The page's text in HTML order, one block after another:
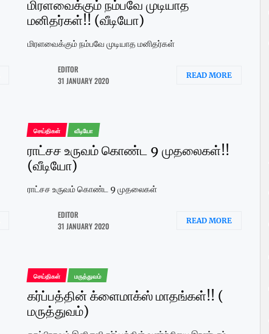
மிரளவைக்கும் நம்பவே முடியாத
மனிதர்கள்!! (வீடியோ)
மிரளவைக்கும் நம்பவே முடியாத மனிதர்கள்
EDITOR
31 JANUARY 2020
READ MORE
செய்திகள் வீடியோ
ராட்சச உருவம் கொண்ட 9 முதலைகள்!!
(வீடியோ)
ராட்சச உருவம் கொண்ட 9 முதலைகள்
EDITOR
31 JANUARY 2020
READ MORE
செய்திகள் மருத்துவம்
கர்ப்பத்தின் க்ளைமாக்ஸ் மாதங்கள்!! (
மருத்துவம்)